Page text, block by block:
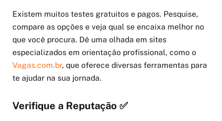
Existem muitos testes gratuitos e pagos. Pesquise,
compare as opções e veja qual se encaixa melhor no
que você procura. Dê uma olhada em sites
especializados em orientação profissional, como o
Vagas.com.br, que oferece diversas ferramentas para
te ajudar na sua jornada.
Verifique a Reputação ✅